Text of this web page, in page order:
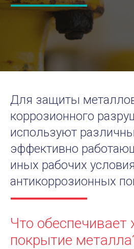
Для защиты
коррозионного
используют
эффективно
иных рабочих
антикоррозионных
Что обеспечивает
покрытие